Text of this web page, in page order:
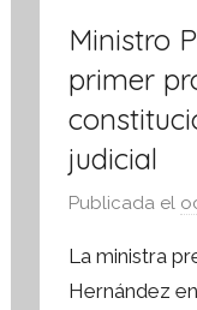
Ministro
primer
judicial
Publicada el
La ministra
Hernández